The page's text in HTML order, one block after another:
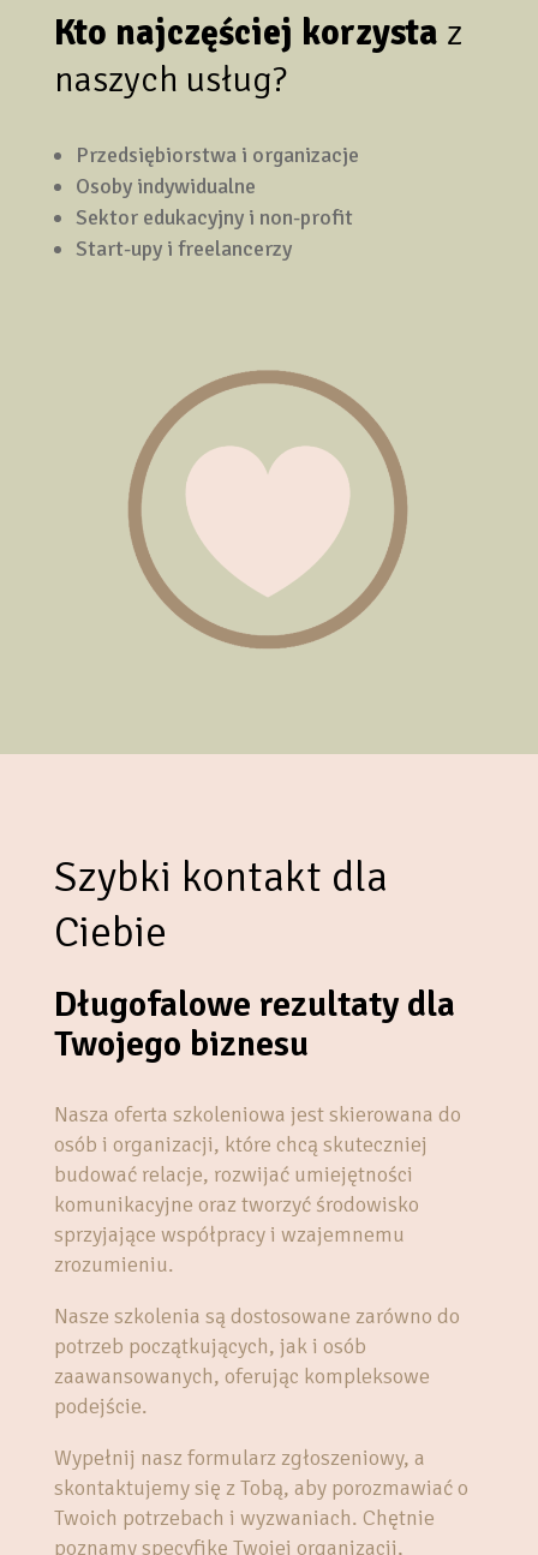
Kto najczęściej korzysta z
naszych usług?
Przedsiębiorstwa i organizacje
Osoby indywidualne
Sektor edukacyjny i non-profit
Start-upy i freelancerzy
Szybki kontakt dla
Ciebie
Długofalowe rezultaty dla
Twojego biznesu
Nasza oferta szkoleniowa jest skierowana do
osób i organizacji, które chcą skuteczniej
budować relacje, rozwijać umiejętności
komunikacyjne oraz tworzyć środowisko
sprzyjające współpracy i wzajemnemu
zrozumieniu.
Nasze szkolenia są dostosowane zarówno do
potrzeb początkujących, jak i osób
zaawansowanych, oferując kompleksowe
podejście.
Wypełnij nasz formularz zgłoszeniowy, a
skontaktujemy się z Tobą, aby porozmawiać o
Twoich potrzebach i wyzwaniach. Chętnie
poznamy specyfikę Twojej organizacji,